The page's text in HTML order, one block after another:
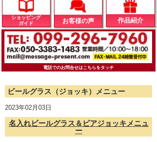
ショッピング
ガイド
お客様の声 作品紹介
電話でのお問合せはこちらをタッチ
ビールグラス（ジョッキ）メニュー
2023年02月03日
名入れビールグラス＆ビアジョッキメニュ
ー